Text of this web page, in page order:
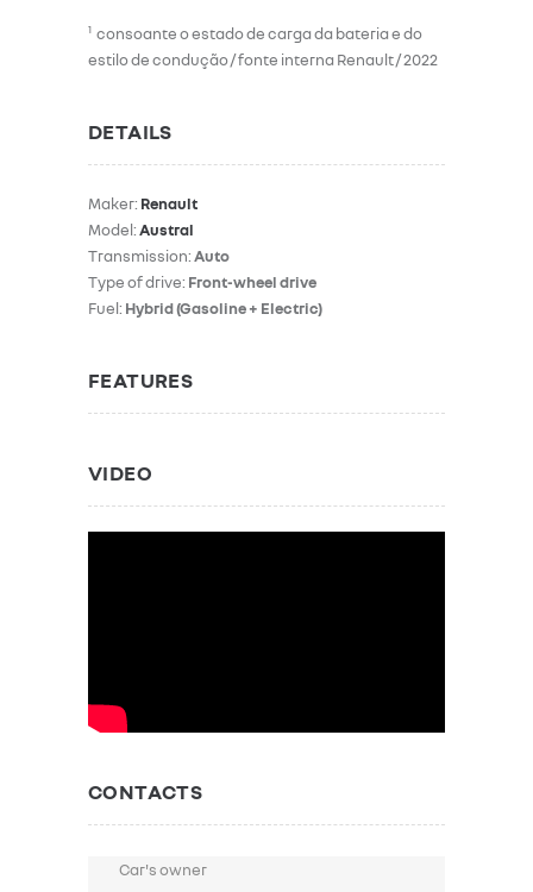
1 consoante o estado de carga da bateria e do
estilo de condução / fonte interna Renault / 2022
DETAILS
Maker: Renault
Model:Austral
Transmission:Auto
Type of drive: Front-wheel drive
Fuel: Hybrid (Gasoline + Electric)
FEATURES
VIDEO
CONTACTS
Car's owner